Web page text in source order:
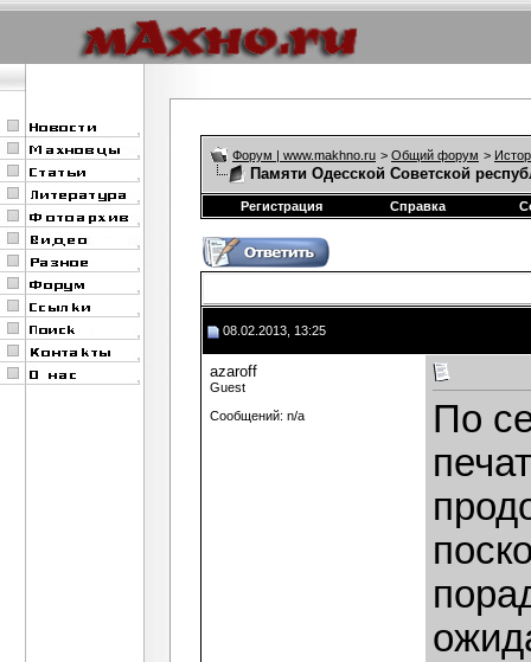
Форум | www.makhno.ru > Общий форум >
Памяти Одесской Советской
Регистрация Справка
08.02.2013, 13:25
azaroff
Guest
Сообщений: n/a
По